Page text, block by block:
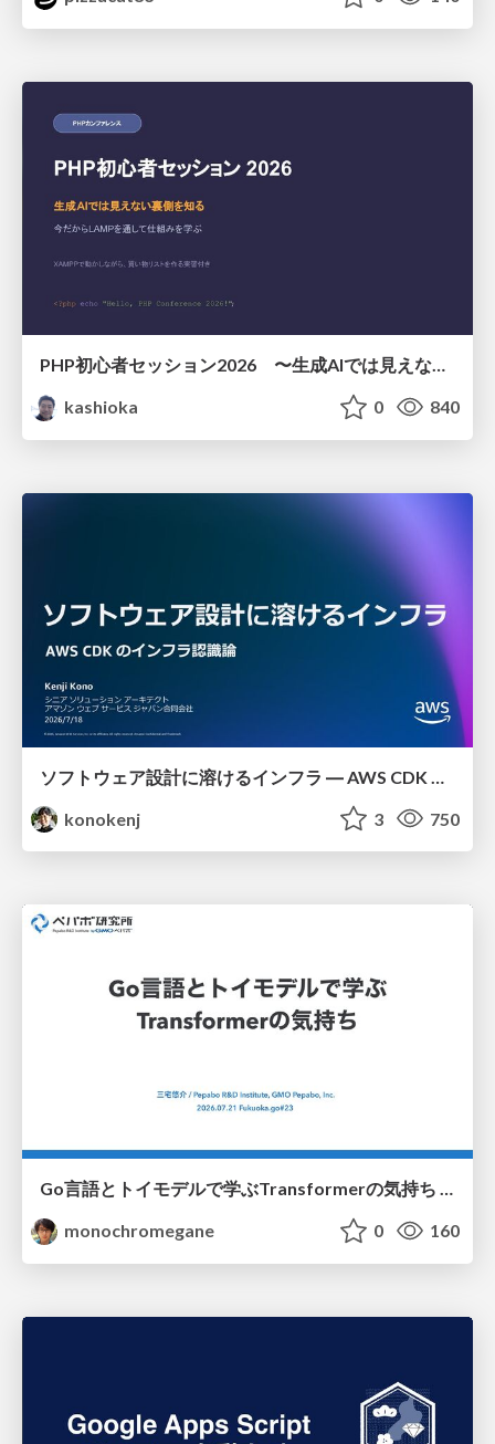
PHP初心者セッション2026 〜生成AIでは見えない裏側を知る：今だからLAMPを通して仕組みを学ぶ〜
kashioka
0 840
konokenj
3 750
Go言語とトイモデルで学ぶTransformerの気持ち / fukuokago23-transformer
monochromegane
0 160